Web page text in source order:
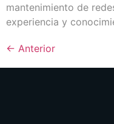
mantenimiento de
experiencia y
← Anterior